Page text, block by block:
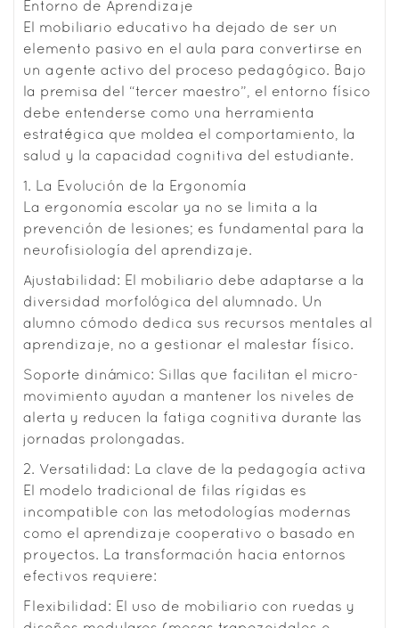
Entorno de Aprendizaje
El mobiliario educativo ha dejado de ser un
elemento pasivo en el aula para convertirse en
un agente activo del proceso pedagógico. Bajo
la premisa del “tercer maestro”, el entorno físico
debe entenderse como una herramienta
estratégica que moldea el comportamiento, la
salud y la capacidad cognitiva del estudiante.
1. La Evolución de la Ergonomía
La ergonomía escolar ya no se limita a la
prevención de lesiones; es fundamental para la
neurofisiología del aprendizaje.
Ajustabilidad: El mobiliario debe adaptarse a la
diversidad morfológica del alumnado. Un
alumno cómodo dedica sus recursos mentales al
aprendizaje, no a gestionar el malestar físico.
Soporte dinámico: Sillas que facilitan el micro-
movimiento ayudan a mantener los niveles de
alerta y reducen la fatiga cognitiva durante las
jornadas prolongadas.
2. Versatilidad: La clave de la pedagogía activa
El modelo tradicional de filas rígidas es
incompatible con las metodologías modernas
como el aprendizaje cooperativo o basado en
proyectos. La transformación hacia entornos
efectivos requiere:
Flexibilidad: El uso de mobiliario con ruedas y